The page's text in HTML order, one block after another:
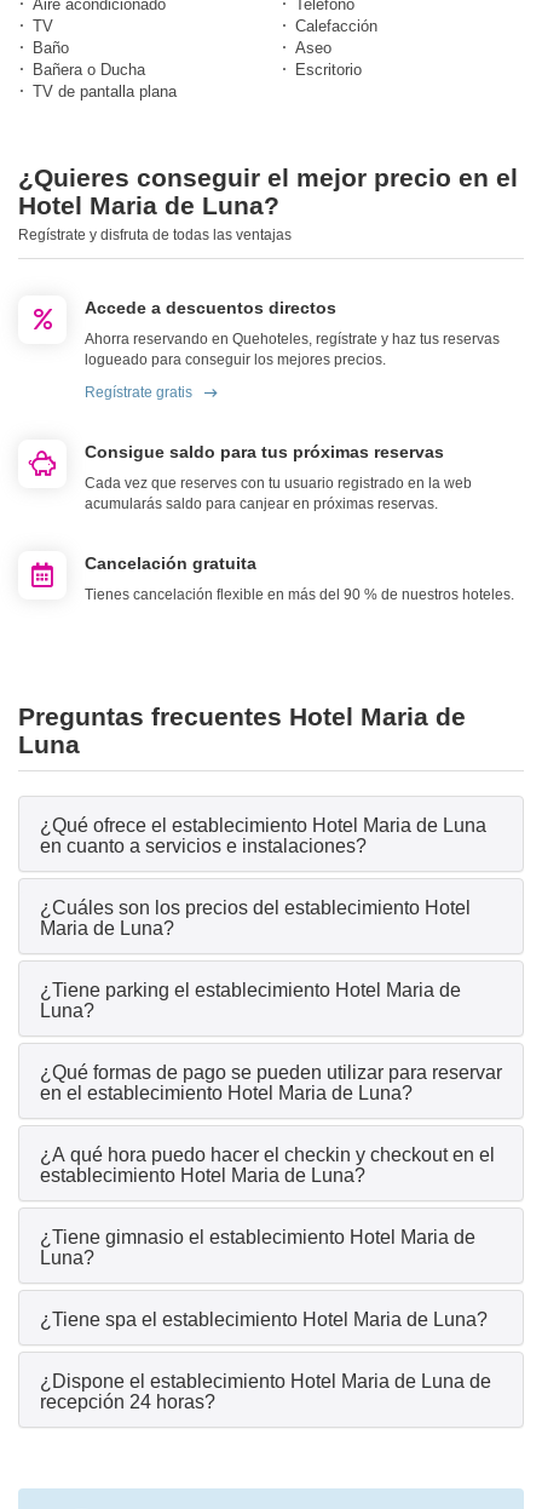
Aire acondicionado
Teléfono
TV
Calefacción
Baño
Aseo
Bañera o Ducha
Escritorio
TV de pantalla plana
¿Quieres conseguir el mejor precio en el
Hotel Maria de Luna?
Regístrate y disfruta de todas las ventajas
Accede a descuentos directos
Ahorra reservando en Quehoteles, regístrate y haz tus reservas
logueado para conseguir los mejores precios.
Regístrate gratis
Consigue saldo para tus próximas reservas
Cada vez que reserves con tu usuario registrado en la web
acumularás saldo para canjear en próximas reservas.
Cancelación gratuita
Tienes cancelación flexible en más del 90 % de nuestros hoteles.
Preguntas frecuentes Hotel Maria de
Luna
¿Qué ofrece el establecimiento Hotel Maria de Luna
en cuanto a servicios e instalaciones?
¿Cuáles son los precios del establecimiento Hotel
Maria de Luna?
¿Tiene parking el establecimiento Hotel Maria de
Luna?
¿Qué formas de pago se pueden utilizar para reservar
en el establecimiento Hotel Maria de Luna?
¿A qué hora puedo hacer el checkin y checkout en el
establecimiento Hotel Maria de Luna?
¿Tiene gimnasio el establecimiento Hotel Maria de
Luna?
¿Tiene spa el establecimiento Hotel Maria de Luna?
¿Dispone el establecimiento Hotel Maria de Luna de
recepción 24 horas?